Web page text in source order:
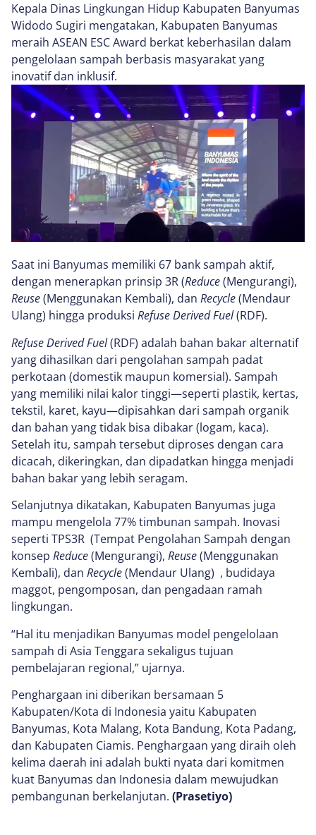
Kepala Dinas Lingkungan Hidup Kabupaten Banyumas
Widodo Sugiri mengatakan, Kabupaten Banyumas
meraih ASEAN ESC Award berkat keberhasilan dalam
pengelolaan sampah berbasis masyarakat yang
inovatif dan inklusif.
Saat ini Banyumas memiliki 67 bank sampah aktif,
dengan menerapkan prinsip 3R (Reduce(Mengurangi),
Reuse(Menggunakan Kembali), dan Recycle(Mendaur
Ulang) hingga produksi Refuse Derived Fuel(RDF).
Refuse Derived Fuel(RDF) adalah bahan bakar alternatif
yang dihasilkan dari pengolahan sampah padat
perkotaan (domestik maupun komersial). Sampah
yang memiliki nilai kalor tinggi—seperti plastik, kertas,
tekstil, karet, kayu—dipisahkan dari sampah organik
dan bahan yang tidak bisa dibakar (logam, kaca).
Setelah itu, sampah tersebut diproses dengan cara
dicacah, dikeringkan, dan dipadatkan hingga menjadi
bahan bakar yang lebih seragam.
Selanjutnya dikatakan, Kabupaten Banyumas juga
mampu mengelola 77% timbunan sampah. Inovasi
seperti TPS3R (Tempat Pengolahan Sampah dengan
konsep Reduce(Mengurangi), Reuse(Menggunakan
Kembali), dan Recycle(Mendaur Ulang) , budidaya
maggot, pengomposan, dan pengadaan ramah
lingkungan.
“Hal itu menjadikan Banyumas model pengelolaan
sampah di Asia Tenggara sekaligus tujuan
pembelajaran regional,” ujarnya.
Penghargaan ini diberikan bersamaan 5
Kabupaten/Kota di Indonesia yaitu Kabupaten
Banyumas, Kota Malang, Kota Bandung, Kota Padang,
dan Kabupaten Ciamis. Penghargaan yang diraih oleh
kelima daerah ini adalah bukti nyata dari komitmen
kuat Banyumas dan Indonesia dalam mewujudkan
pembangunan berkelanjutan. (Prasetiyo)